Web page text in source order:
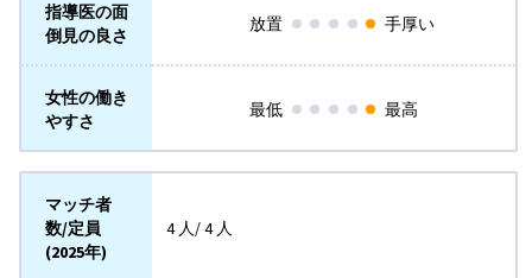
指導医の面
倒見の良さ
放置 手厚い
女性の働き
やすさ
最低 最高
マッチ者
数/定員
(2025年)
4 人/ 4 人